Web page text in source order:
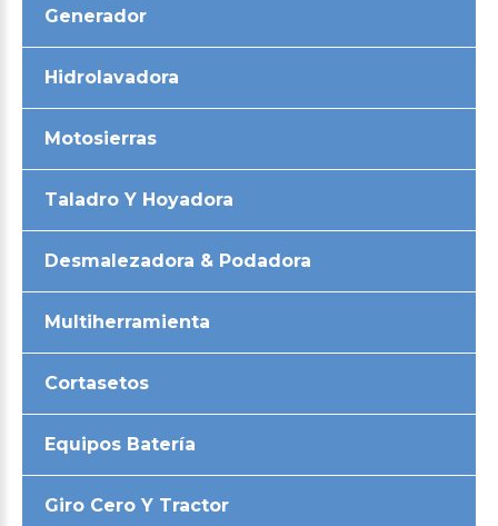
Generador
Hidrolavadora
Motosierras
Taladro Y Hoyadora
Desmalezadora & Podadora
Multiherramienta
Cortasetos
Equipos Batería
Giro Cero Y Tractor